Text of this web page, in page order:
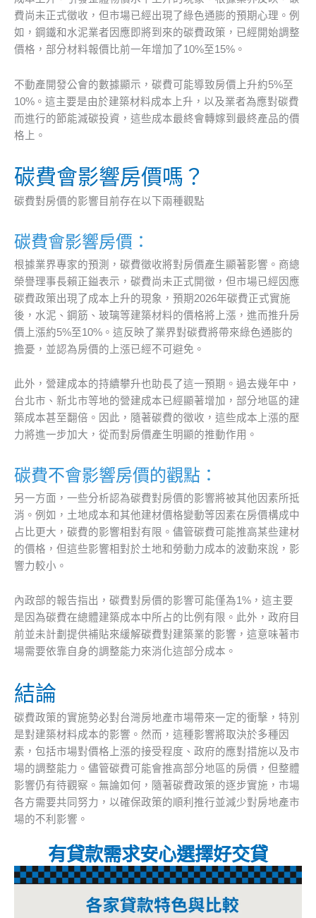
費尚未正式徵收，但市場已經出現了綠色通膨的預期心理。例
如，鋼鐵和水泥業者因應即將到來的碳費政策，已經開始調整
價格，部分材料報價比前一年增加了10%至15%。
不動產開發公會的數據顯示，碳費可能導致房價上升約5%至
10%。這主要是由於建築材料成本上升，以及業者為應對碳費
而進行的節能減碳投資，這些成本最終會轉嫁到最終產品的價
格上。
碳費會影響房價嗎？
碳費對房價的影響目前存在以下兩種觀點
碳費會影響房價：
根據業界專家的預測，碳費徵收將對房價產生顯著影響。商總
榮譽理事長賴正鎰表示，碳費尚未正式開徵，但市場已經因應
碳費政策出現了成本上升的現象，預期2026年碳費正式實施
後，水泥、鋼筋、玻璃等建築材料的價格將上漲，進而推升房
價上漲約5%至10%。這反映了業界對碳費將帶來綠色通膨的
擔憂，並認為房價的上漲已經不可避免。
此外，營建成本的持續攀升也助長了這一預期。過去幾年中，
台北市、新北市等地的營建成本已經顯著增加，部分地區的建
築成本甚至翻倍。因此，隨著碳費的徵收，這些成本上漲的壓
力將進一步加大，從而對房價產生明顯的推動作用。
碳費不會影響房價的觀點：
另一方面，一些分析認為碳費對房價的影響將被其他因素所抵
消。例如，土地成本和其他建材價格變動等因素在房價構成中
占比更大，碳費的影響相對有限。儘管碳費可能推高某些建材
的價格，但這些影響相對於土地和勞動力成本的波動來說，影
響力較小。
內政部的報告指出，碳費對房價的影響可能僅為1%，這主要
是因為碳費在總體建築成本中所占的比例有限。此外，政府目
前並未計劃提供補貼來緩解碳費對建築業的影響，這意味著市
場需要依靠自身的調整能力來消化這部分成本。
結論
碳費政策的實施勢必對台灣房地產市場帶來一定的衝擊，特別
是對建築材料成本的影響。然而，這種影響將取決於多種因
素，包括市場對價格上漲的接受程度、政府的應對措施以及市
場的調整能力。儘管碳費可能會推高部分地區的房價，但整體
影響仍有待觀察。無論如何，隨著碳費政策的逐步實施，市場
各方需要共同努力，以確保政策的順利推行並減少對房地產市
場的不利影響。
有貸款需求安心選擇好交貸